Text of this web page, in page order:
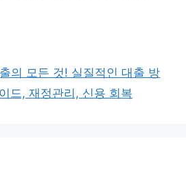
의 모든 것! 실질적인 대출 방
드, 재정관리, 신용 회복